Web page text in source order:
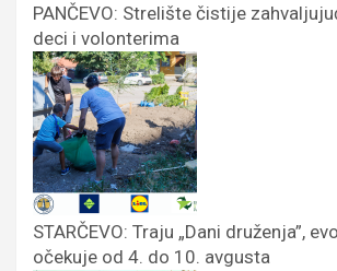
PANČEVO: Strelište čistije
deci i volonterima
STARČEVO: Traju „Dani druženja”,
očekuje od 4. do 10. avgusta